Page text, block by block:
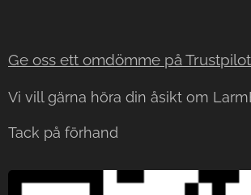
Ge oss ett omdömme på Trustpilot
Vi vill gärna höra din åsikt om
Tack på förhand